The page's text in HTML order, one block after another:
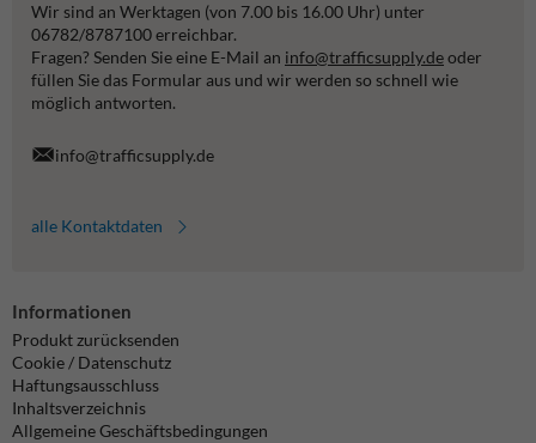
Wir sind an Werktagen (von 7.00 bis 16.00 Uhr) unter
06782/8787100 erreichbar.
Fragen? Senden Sie eine E-Mail an info@trafficsupply.deoder
füllen Sie das Formular aus und wir werden so schnell wie
möglich antworten.
info@trafficsupply.de
alle Kontaktdaten
Informationen
Produkt zurücksenden
Cookie / Datenschutz
Haftungsausschluss
Inhaltsverzeichnis
Allgemeine Geschäftsbedingungen